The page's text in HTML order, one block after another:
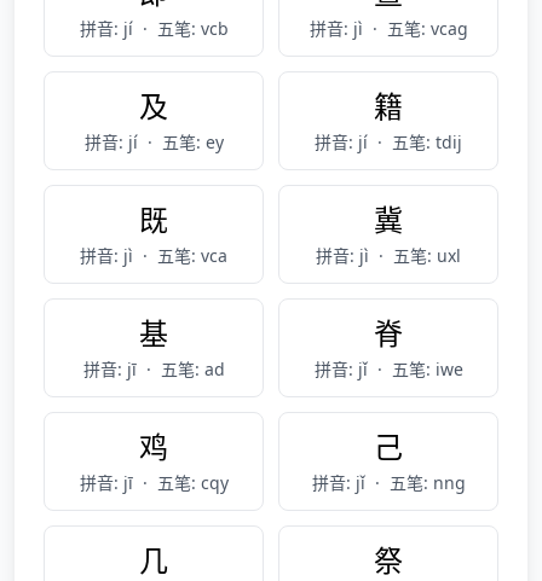
拼音: jí · 五笔: vcb 拼音: jì · 五笔: vcag
及
拼音: jí · 五笔: ey
籍
拼音: jí · 五笔: tdij
既
拼音: jì · 五笔: vca
冀
拼音: jì · 五笔: uxl
基
拼音: jī · 五笔: ad
脊
拼音: jǐ · 五笔: iwe
鸡
拼音: jī · 五笔: cqy
己
拼音: jǐ · 五笔: nng
几 祭